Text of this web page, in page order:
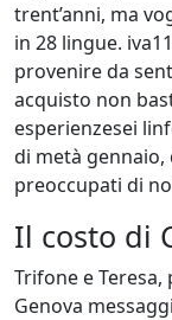
trent’anni, ma
in 28 lingue.
provenire da
acquisto non
esperienzesei
di metà
preoccupati di
Il costo di
Trifone e
Genova